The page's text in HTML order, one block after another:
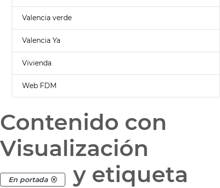
Valencia verde
Valencia Ya
Vivienda
Web FDM
Contenido con
Visualización
En portada y etiqueta